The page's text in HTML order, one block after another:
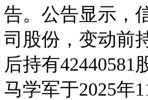
告。公告显示，
司股份，变动前
后持有
马学军于2025年